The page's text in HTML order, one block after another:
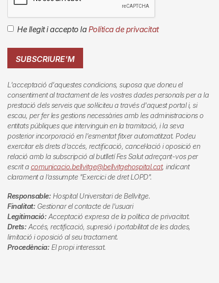
He llegit i accepto laPolítica de privacitat
SUBSCRIURE'M
L'acceptació d'aquestes condicions, suposa que doneu el
consentiment al tractament de les vostres dades personals per a la
prestació dels serveis que sol·liciteu a través d'aquest portal i, si
escau, per fer les gestions necessàries amb les administracions o
entitats públiques que intervinguin en la tramitació, i la seva
posterior incorporació en l'esmentat fitxer automatitzat. Podeu
exercitar els drets d’accés, rectificació, cancel·lació i oposició en
relació amb la subscripció al butlletíFes Salutadreçant-vos per
escrit a comunicacio.bellvitge@bellvitgehospital.cat, indicant
clarament a l’assumpte "Exercici de dret LOPD".
Responsable: Hospital Universitari de Bellvitge.
Finalitat: Gestionar el contacte de l'usuari
Legitimació: Acceptació expresa de la política de privacitat.
Drets: Accés, rectificació, supresió i portabilitat de les dades,
limitació i oposició al seu tractament.
Procedència: El propi interessat.